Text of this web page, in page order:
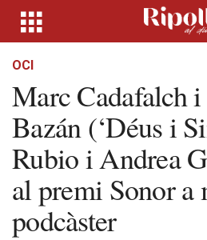
OCI
Marc Cadafalch
Bazán (‘Déus i
Rubio i Andrea
al premi Sonor
podcàster